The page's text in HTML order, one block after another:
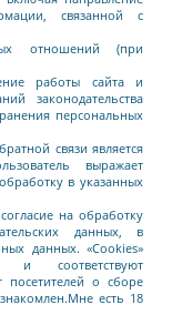
связанной с
отношений (при
работы сайта и
законодательства
персональных
связи является
выражает
в указанных
на обработку
данных, в
данных. «Сookies»
и соответствуют
посетителей о сборе
есть 18